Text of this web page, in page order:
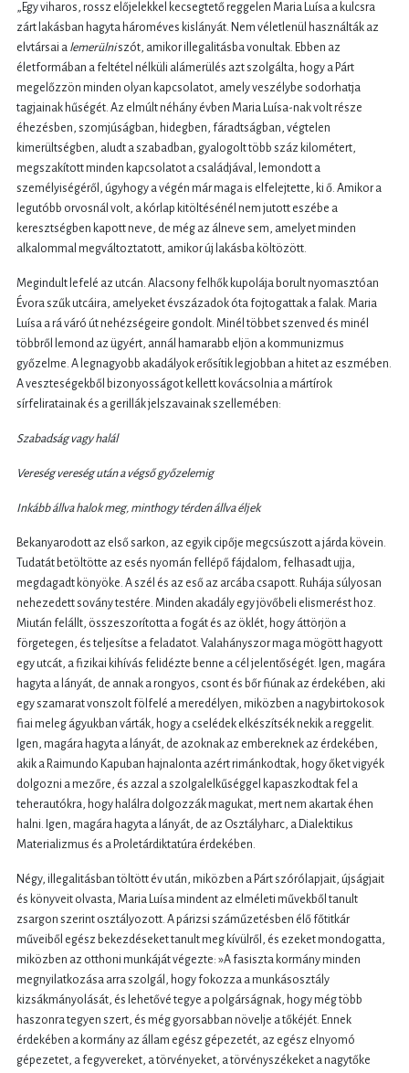
„Egy viharos, rossz előjelekkel kecsegtető reggelen Maria Luísa a kulcsra
zárt lakásban hagyta hároméves kislányát. Nem véletlenül használták az
elvtársai a lemerülniszót, amikor illegalitásba vonultak. Ebben az
életformában a feltétel nélküli alámerülés azt szolgálta, hogy a Párt
megelőzzön minden olyan kapcsolatot, amely veszélybe sodorhatja
tagjainak hűségét. Az elmúlt néhány évben Maria Luísa-nak volt része
éhezésben, szomjúságban, hidegben, fáradtságban, végtelen
kimerültségben, aludt a szabadban, gyalogolt több száz kilométert,
megszakított minden kapcsolatot a családjával, lemondott a
személyiségéről, úgyhogy a végén már maga is elfelejtette, ki ő. Amikor a
legutóbb orvosnál volt, a kórlap kitöltésénél nem jutott eszébe a
keresztségben kapott neve, de még az álneve sem, amelyet minden
alkalommal megváltoztatott, amikor új lakásba költözött.
Megindult lefelé az utcán. Alacsony felhők kupolája borult nyomasztóan
Évora szűk utcáira, amelyeket évszázadok óta fojtogattak a falak. Maria
Luísa a rá váró út nehézségeire gondolt. Minél többet szenved és minél
többről lemond az ügyért, annál hamarabb eljön a kommunizmus
győzelme. A legnagyobb akadályok erősítik legjobban a hitet az eszmében.
A veszteségekből bizonyosságot kellett kovácsolnia a mártírok
sírfeliratainak és a gerillák jelszavainak szellemében:
Szabadság vagy halál
Vereség vereség után a végső győzelemig
Inkább állva halok meg, minthogy térden állva éljek
Bekanyarodott az első sarkon, az egyik cipője megcsúszott a járda kövein.
Tudatát betöltötte az esés nyomán fellépő fájdalom, felhasadt ujja,
megdagadt könyöke. A szél és az eső az arcába csapott. Ruhája súlyosan
nehezedett sovány testére. Minden akadály egy jövőbeli elismerést hoz.
Miután felállt, összeszorította a fogát és az öklét, hogy áttörjön a
förgetegen, és teljesítse a feladatot. Valahányszor maga mögött hagyott
egy utcát, a fizikai kihívás felidézte benne a cél jelentőségét. Igen, magára
hagyta a lányát, de annak a rongyos, csont és bőr fiúnak az érdekében, aki
egy szamarat vonszolt fölfelé a meredélyen, miközben a nagybirtokosok
fiai meleg ágyukban várták, hogy a cselédek elkészítsék nekik a reggelit.
Igen, magára hagyta a lányát, de azoknak az embereknek az érdekében,
akik a Raimundo Kapuban hajnalonta azért rimánkodtak, hogy őket vigyék
dolgozni a mezőre, és azzal a szolgalelkűséggel kapaszkodtak fel a
teherautókra, hogy halálra dolgozzák magukat, mert nem akartak éhen
halni. Igen, magára hagyta a lányát, de az Osztályharc, a Dialektikus
Materializmus és a Proletárdiktatúra érdekében.
Négy, illegalitásban töltött év után, miközben a Párt szórólapjait, újságjait
és könyveit olvasta, Maria Luísa mindent az elméleti művekből tanult
zsargon szerint osztályozott. A párizsi száműzetésben élő főtitkár
műveiből egész bekezdéseket tanult meg kívülről, és ezeket mondogatta,
miközben az otthoni munkáját végezte: »A fasiszta kormány minden
megnyilatkozása arra szolgál, hogy fokozza a munkásosztály
kizsákmányolását, és lehetővé tegye a polgárságnak, hogy még több
haszonra tegyen szert, és még gyorsabban növelje a tőkéjét. Ennek
érdekében a kormány az állam egész gépezetét, az egész elnyomó
gépezetet, a fegyvereket, a törvényeket, a törvényszékeket a nagytőke